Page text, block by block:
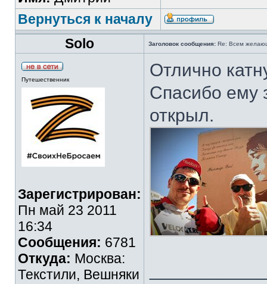
Вернуться к началу
Solo
Заголовок сообщения: Re: Всем
Путешественник
Зарегистрирован:
Пн май 23 2011
16:34
Сообщения: 6781
Откуда: Москва:
Текстили, Вешняки
Отлично
Спасибо ему
открыл.